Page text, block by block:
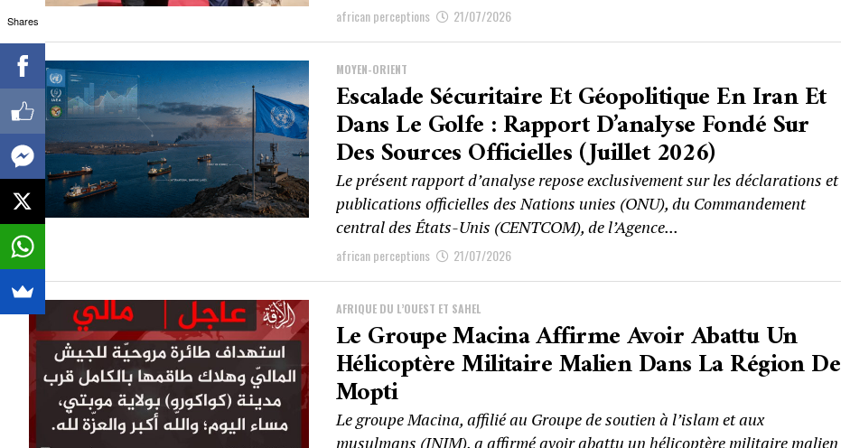
african perceptions 21/07/2026
MOYEN-ORIENT
Escalade Sécuritaire Et Géopolitique En Iran Et
Dans Le Golfe : Rapport D’analyse Fondé Sur
Des Sources Officielles (juillet 2026)
Le présent rapport d’analyse repose exclusivement sur les déclarations et
publications officielles des Nations unies (ONU), du Commandement
central des États-Unis (CENTCOM), de l’Agence...
african perceptions 21/07/2026
AFRIQUE DU L’OUEST ET SAHEL
Le Groupe Macina Affirme Avoir Abattu Un
Hélicoptère Militaire Malien Dans La Région De
Mopti
Le groupe Macina, affilié au Groupe de soutien à l’islam et aux
musulmans (JNIM), a affirmé avoir abattu un hélicoptère militaire malien
Shares